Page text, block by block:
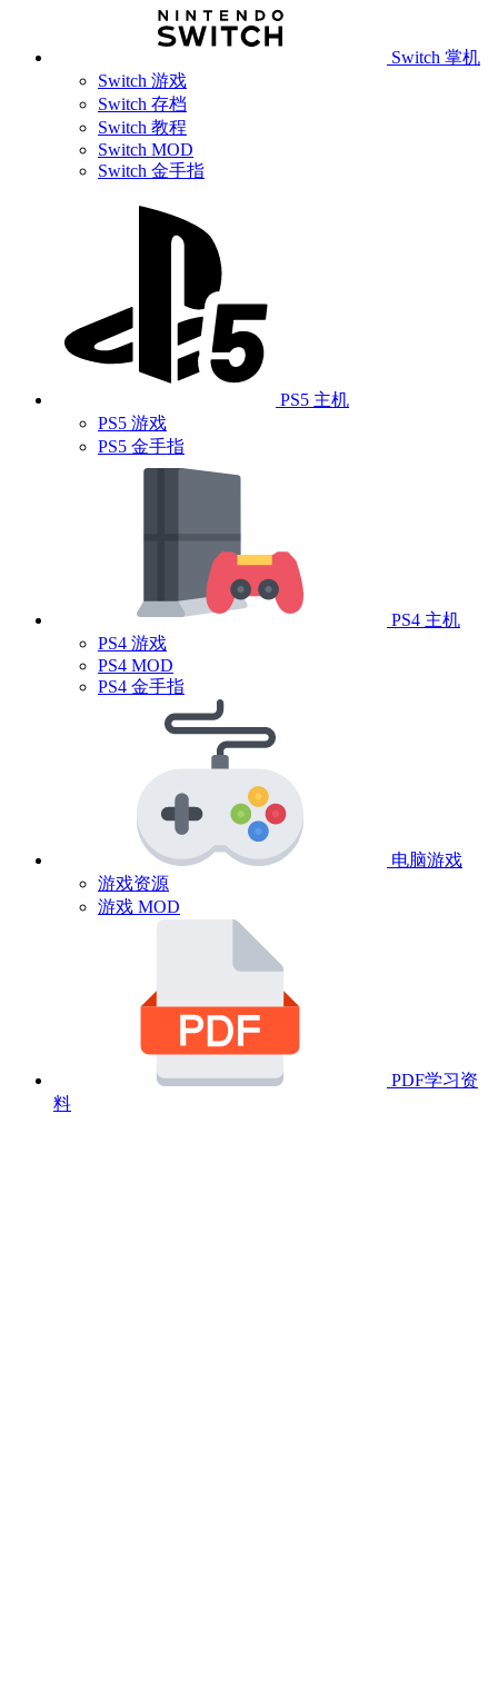
Switch 掌机
Switch 游戏
Switch 存档
Switch 教程
Switch MOD
Switch 金手指
PS5 主机
PS5 游戏
PS5 金手指
PS4 主机
PS4 游戏
PS4 MOD
PS4 金手指
电脑游戏
游戏资源
游戏 MOD
PDF学习资
料